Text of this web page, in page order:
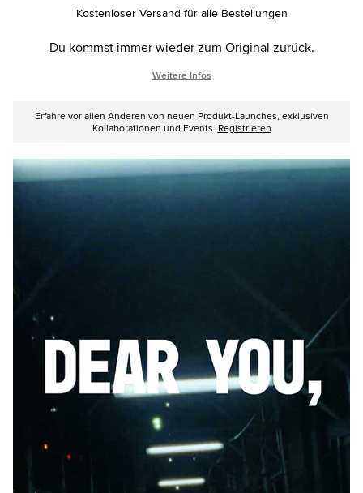
Kostenloser Versand für alle Bestellungen
Du kommst immer wieder zum Original zurück.
Weitere Infos
Erfahre vor allen Anderen von neuen Produkt-Launches, exklusiven
Kollaborationen und Events. Registrieren